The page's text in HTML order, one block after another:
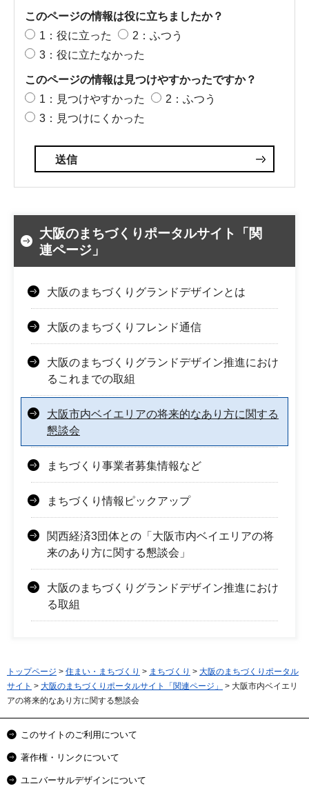
このページの情報は役に立ちましたか？
1：役に立った
2：ふつう
3：役に立たなかった
このページの情報は見つけやすかったですか？
1：見つけやすかった
2：ふつう
3：見つけにくかった
大阪のまちづくりポータルサイト「関
連ページ」
大阪のまちづくりグランドデザインとは
大阪のまちづくりフレンド通信
大阪のまちづくりグランドデザイン推進におけ
るこれまでの取組
大阪市内ベイエリアの将来的なあり方に関する
懇談会
まちづくり事業者募集情報など
まちづくり情報ピックアップ
関西経済3団体との「大阪市内ベイエリアの将
来のあり方に関する懇談会」
大阪のまちづくりグランドデザイン推進におけ
る取組
トップページ > 住まい・まちづくり > まちづくり > 大阪のまちづくりポータル
サイト > 大阪のまちづくりポータルサイト「関連ページ」
> 大阪市内ベイエリ
アの将来的なあり方に関する懇談会
このサイトのご利用について
著作権・リンクについて
ユニバーサルデザインについて